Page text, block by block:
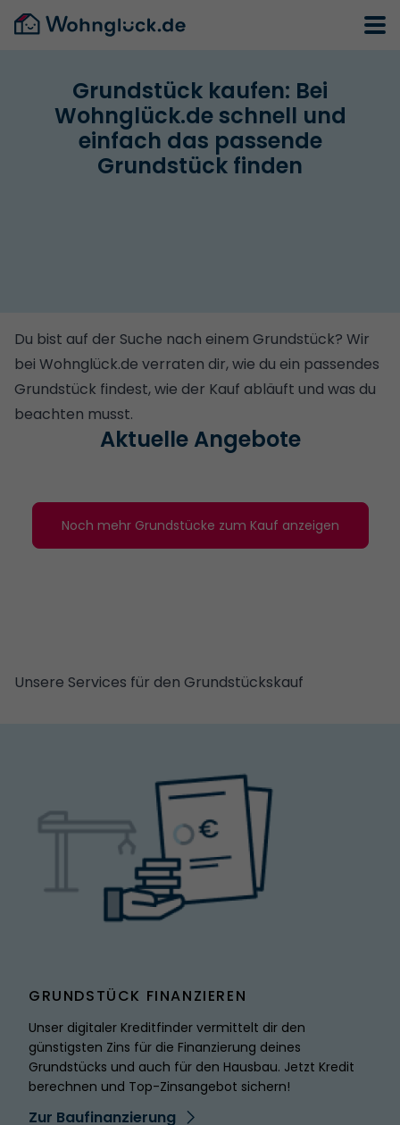
Grundstück kaufen: Bei
Wohnglück.de schnell und
einfach das passende
Grundstück finden
Du bist auf der Suche nach einem Grundstück? Wir
bei Wohnglück.de verraten dir, wie du ein passendes
Grundstück findest, wie der Kauf abläuft und was du
beachten musst.
Aktuelle Angebote
Noch mehr Grundstücke zum Kauf anzeigen
Unsere Services für den Grundstückskauf
SPITZMARKE
GRUNDSTÜCK FINANZIEREN
Unser digitaler Kreditfinder vermittelt dir den
günstigsten Zins für die Finanzierung deines
Grundstücks und auch für den Hausbau. Jetzt Kredit
berechnen und Top-Zinsangebot sichern!
Zur Baufinanzierung